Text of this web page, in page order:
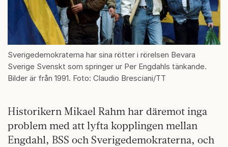
Sverigedemokraterna har sina rötter i rörelsen Bevara
Sverige Svenskt som springer ur Per Engdahls tänkande.
Bilder är från 1991. Foto: Claudio Bresciani/TT
Historikern Mikael Rahm har däremot inga
problem med att lyfta kopplingen mellan
Engdahl, BSS och Sverigedemokraterna, och